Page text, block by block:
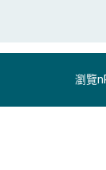
瀏覽